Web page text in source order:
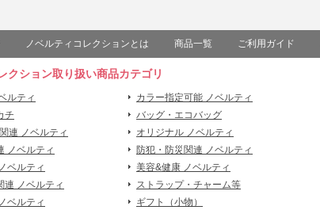
ノベルティコレクションとは 商品一覧 ご利用ガイド
クション取り扱い商品カテゴリ
ルティ カラー指定可能 ノベルティ
チ
バッグ・エコバッグ
連 ノベルティ
オリジナル ノベルティ
ノベルティ
防犯・防災関連 ノベルティ
ベルティ
美容&健康 ノベルティ
連 ノベルティ
ストラップ・チャーム等
ベルティ
ギフト（小物）